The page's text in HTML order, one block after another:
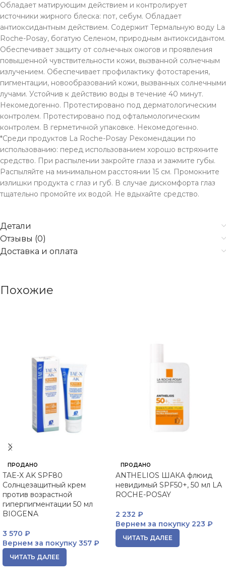
Обладает матирующим действием и контролирует
источники жирного блеска: пот, себум. Обладает
антиоксидантным действием. Содержит Термальную воду La
Roche-Posay, богатую Селеном, природным антиоксидантом.
Обеспечивает защиту от солнечных ожогов и проявления
повышенной чувствительности кожи, вызванной солнечным
излучением. Обеспечивает профилактику фотостарения,
пигментации, новообразований кожи, вызванных солнечными
лучами. Устойчив к действию воды в течение 40 минут.
Некомедогенно. Протестировано под дерматологическим
контролем. Протестировано под офтальмологическим
контролем. В герметичной упаковке. Некомедогенно.
*Среди продуктов La Roche-Posay Рекомендации по
использованию: перед использованием хорошо встряхните
средство. При распылении закройте глаза и зажмите губы.
Распыляйте на минимальном расстоянии 15 см. Промокните
излишки продукта с глаз и губ. В случае дискомфорта глаз
тщательно промойте их водой. Не вдыхайте средство.
Детали
Отзывы (0)
Доставка и оплата
Похожие
ПРОДАНО
TAE-X AK SPF80
Солнцезащитный крем
против возрастной
гиперпигментации 50 мл
BIOGENA
3 570 ₽
Вернем за покупку 357 ₽
ЧИТАТЬ ДАЛЕЕ
ПРОДАНО
ANTHELIOS ШАКА флюид
невидимый SPF50+, 50 мл LA
ROCHE-POSAY
2 232 ₽
Вернем за покупку 223 ₽
ЧИТАТЬ ДАЛЕЕ